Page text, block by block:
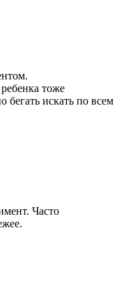
тоже
бегать искать по всем
Часто